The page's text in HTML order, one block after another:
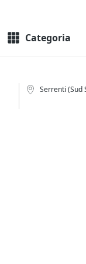
Categoria
Serrenti (Sud